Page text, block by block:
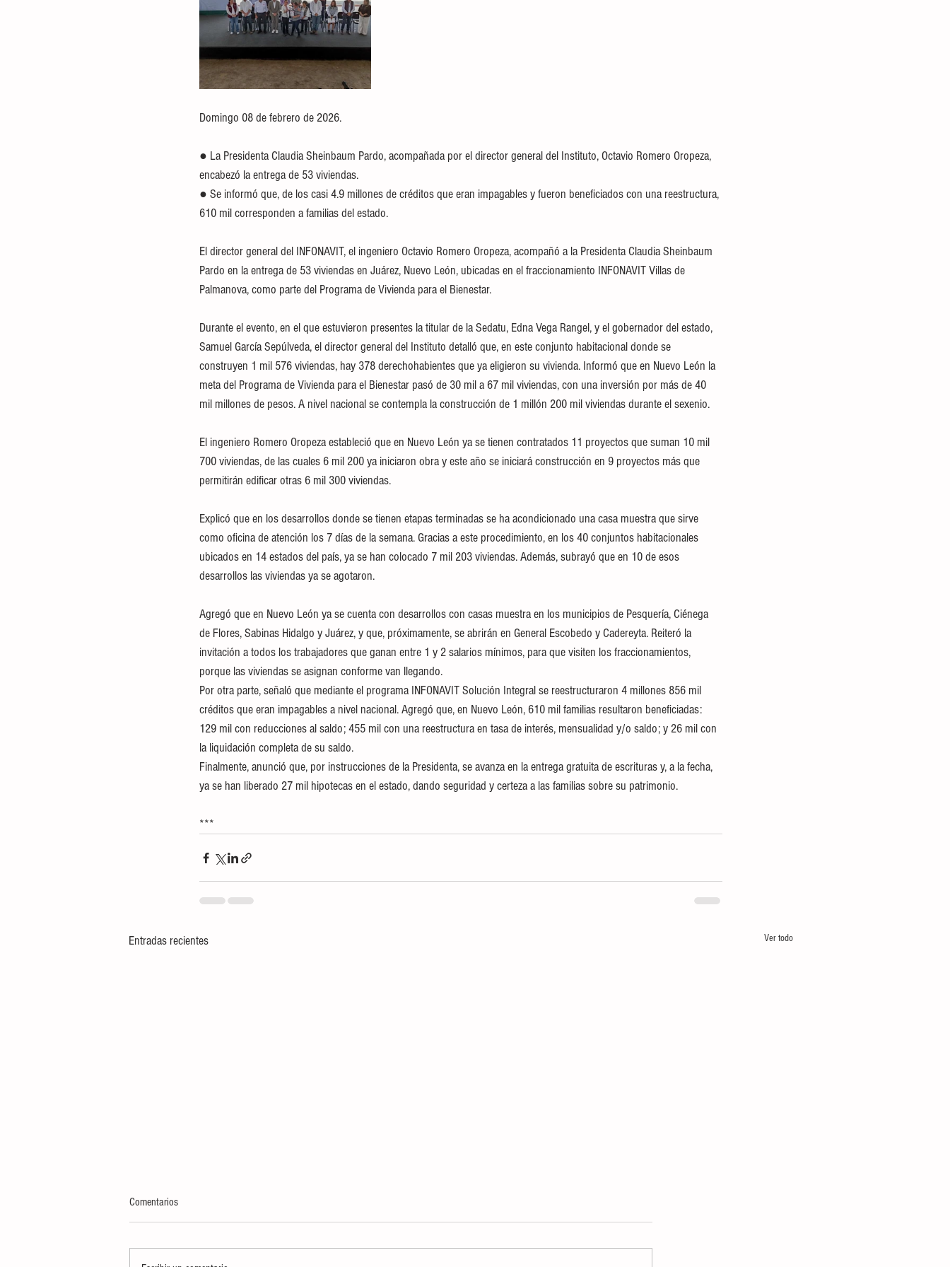
Domingo 08 de febrero de 2026.
● La Presidenta Claudia Sheinbaum Pardo, acompañada por el director general del Instituto, Octavio Romero Oropeza,
encabezó la entrega de 53 viviendas.
● Se informó que, de los casi 4.9 millones de créditos que eran impagables y fueron beneficiados con una reestructura,
610 mil corresponden a familias del estado.
El director general del INFONAVIT, el ingeniero Octavio Romero Oropeza, acompañó a la Presidenta Claudia Sheinbaum
Pardo en la entrega de 53 viviendas en Juárez, Nuevo León, ubicadas en el fraccionamiento INFONAVIT Villas de
Palmanova, como parte del Programa de Vivienda para el Bienestar.
Durante el evento, en el que estuvieron presentes la titular de la Sedatu, Edna Vega Rangel, y el gobernador del estado,
Samuel García Sepúlveda, el director general del Instituto detalló que, en este conjunto habitacional donde se
construyen 1 mil 576 viviendas, hay 378 derechohabientes que ya eligieron su vivienda. Informó que en Nuevo León la
meta del Programa de Vivienda para el Bienestar pasó de 30 mil a 67 mil viviendas, con una inversión por más de 40
mil millones de pesos. A nivel nacional se contempla la construcción de 1 millón 200 mil viviendas durante el sexenio.
El ingeniero Romero Oropeza estableció que en Nuevo León ya se tienen contratados 11 proyectos que suman 10 mil
700 viviendas, de las cuales 6 mil 200 ya iniciaron obra y este año se iniciará construcción en 9 proyectos más que
permitirán edificar otras 6 mil 300 viviendas.
Explicó que en los desarrollos donde se tienen etapas terminadas se ha acondicionado una casa muestra que sirve
como oficina de atención los 7 días de la semana. Gracias a este procedimiento, en los 40 conjuntos habitacionales
ubicados en 14 estados del país, ya se han colocado 7 mil 203 viviendas. Además, subrayó que en 10 de esos
desarrollos las viviendas ya se agotaron.
Agregó que en Nuevo León ya se cuenta con desarrollos con casas muestra en los municipios de Pesquería, Ciénega
de Flores, Sabinas Hidalgo y Juárez, y que, próximamente, se abrirán en General Escobedo y Cadereyta. Reiteró la
invitación a todos los trabajadores que ganan entre 1 y 2 salarios mínimos, para que visiten los fraccionamientos,
porque las viviendas se asignan conforme van llegando.
Por otra parte, señaló que mediante el programa INFONAVIT Solución Integral se reestructuraron 4 millones 856 mil
créditos que eran impagables a nivel nacional. Agregó que, en Nuevo León, 610 mil familias resultaron beneficiadas:
129 mil con reducciones al saldo; 455 mil con una reestructura en tasa de interés, mensualidad y/o saldo; y 26 mil con
la liquidación completa de su saldo.
Finalmente, anunció que, por instrucciones de la Presidenta, se avanza en la entrega gratuita de escrituras y, a la fecha,
ya se han liberado 27 mil hipotecas en el estado, dando seguridad y certeza a las familias sobre su patrimonio.
***
Entradas recientes Ver todo
Comentarios